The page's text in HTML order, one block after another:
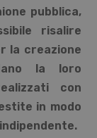
pubblica,
risalire
la creazione
la loro
con
in modo